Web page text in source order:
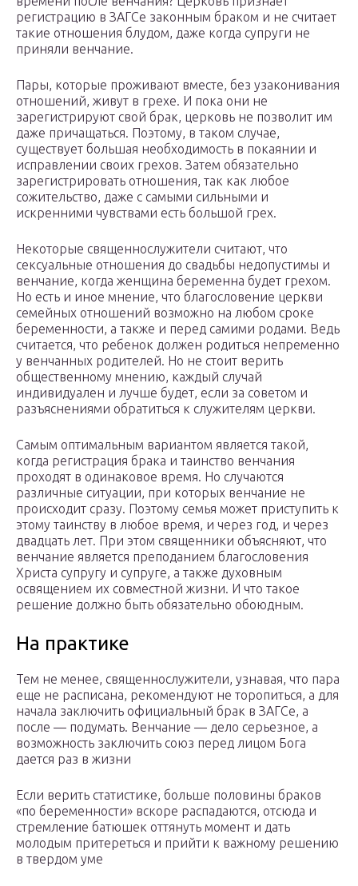
регистрацию в ЗАГСе законным браком и не считает
такие отношения блудом, даже когда супруги не
приняли венчание.
Пары, которые проживают вместе, без узаконивания
отношений, живут в грехе. И пока они не
зарегистрируют свой брак, церковь не позволит им
даже причащаться. Поэтому, в таком случае,
существует большая необходимость в покаянии и
исправлении своих грехов. Затем обязательно
зарегистрировать отношения, так как любое
сожительство, даже с самыми сильными и
искренними чувствами есть большой грех.
Некоторые священнослужители считают, что
сексуальные отношения до свадьбы недопустимы и
венчание, когда женщина беременна будет грехом.
Но есть и иное мнение, что благословение церкви
семейных отношений возможно на любом сроке
беременности, а также и перед самими родами. Ведь
считается, что ребенок должен родиться непременно
у венчанных родителей. Но не стоит верить
общественному мнению, каждый случай
индивидуален и лучше будет, если за советом и
разъяснениями обратиться к служителям церкви.
Самым оптимальным вариантом является такой,
когда регистрация брака и таинство венчания
проходят в одинаковое время. Но случаются
различные ситуации, при которых венчание не
происходит сразу. Поэтому семья может приступить к
этому таинству в любое время, и через год, и через
двадцать лет. При этом священники объясняют, что
венчание является преподанием благословения
Христа супругу и супруге, а также духовным
освящением их совместной жизни. И что такое
решение должно быть обязательно обоюдным.
На практике
Тем не менее, священнослужители, узнавая, что пара
еще не расписана, рекомендуют не торопиться, а для
начала заключить официальный брак в ЗАГСе, а
после — подумать. Венчание — дело серьезное, а
возможность заключить союз перед лицом Бога
дается раз в жизни
Если верить статистике, больше половины браков
«по беременности» вскоре распадаются, отсюда и
стремление батюшек оттянуть момент и дать
молодым притереться и прийти к важному решению
в твердом уме